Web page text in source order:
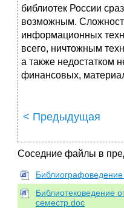
< Предыдущая
Соседние файлы в
Библиотековедение
семестр.doc